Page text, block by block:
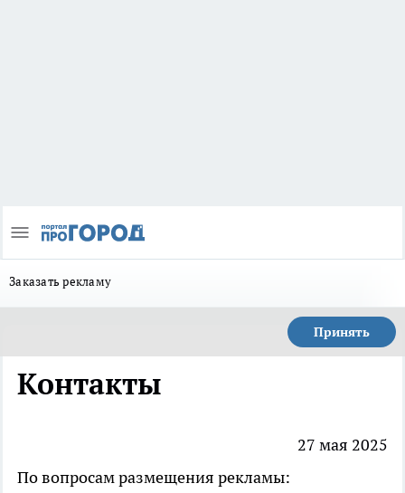
Заказать рекламу
Принять
Контакты
27 мая 2025
По вопросам размещения рекламы: